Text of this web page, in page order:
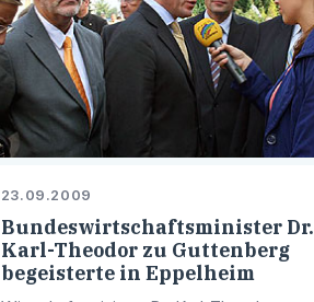
23.09.2009
Bundeswirtschaftsminister Dr.
Karl-Theodor zu Guttenberg
begeisterte in Eppelheim